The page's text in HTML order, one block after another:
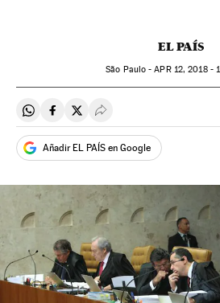
EL PAÍS
São Paulo -APR12, 2018 -
Compartir en Whatsapp
Compartir en Facebook
Compartir en Twitter
Desplegar Redes
Añadir EL PAÍS en Google